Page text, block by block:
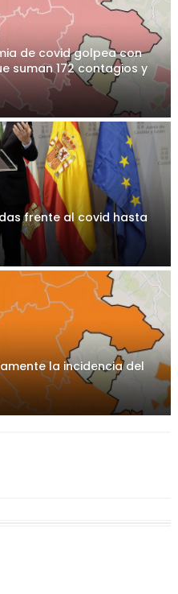
de covid golpea con
suman 172 contagios y
frente al covid hasta
la incidencia del